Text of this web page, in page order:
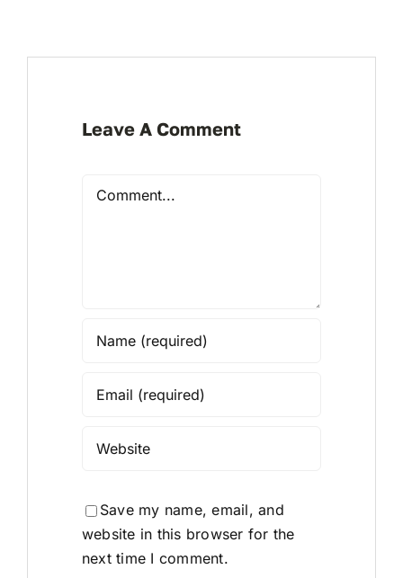
Leave A Comment
Comment
Save my name, email, and
website in this browser for the
next time I comment.